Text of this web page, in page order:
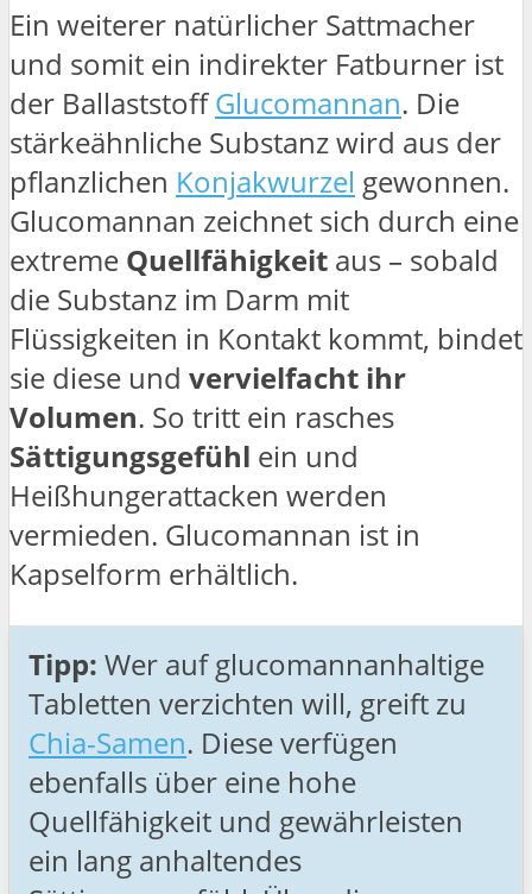
Ein weiterer natürlicher Sattmacher
und somit ein indirekter Fatburner ist
der BallaststoffGlucomannan. Die
stärkeähnliche Substanz wird aus der
pflanzlichen Konjakwurzel gewonnen.
Glucomannan zeichnet sich durch eine
extreme Quellfähigkeit aus – sobald
die Substanz im Darm mit
Flüssigkeiten in Kontakt kommt, bindet
sie diese und vervielfacht ihr
Volumen. So tritt ein rasches
Sättigungsgefühl ein und
Heißhungerattacken werden
vermieden. Glucomannan ist in
Kapselform erhältlich.
Tipp: Wer auf glucomannanhaltige
Tabletten verzichten will, greift zu
Chia-Samen. Diese verfügen
ebenfalls über eine hohe
Quellfähigkeit und gewährleisten
ein lang anhaltendes